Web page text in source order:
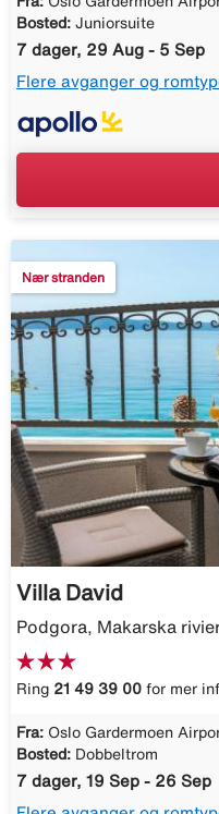
Bosted: Juniorsuite
7 dager, 29 Aug - 5 Sep
Flere avganger og
Nær stranden
Villa David
Podgora, Makarska
Ring 21 49 39 00 for mer
Fra: Oslo Gardermoen
Bosted: Dobbeltrom
7 dager, 19 Sep - 26 Sep